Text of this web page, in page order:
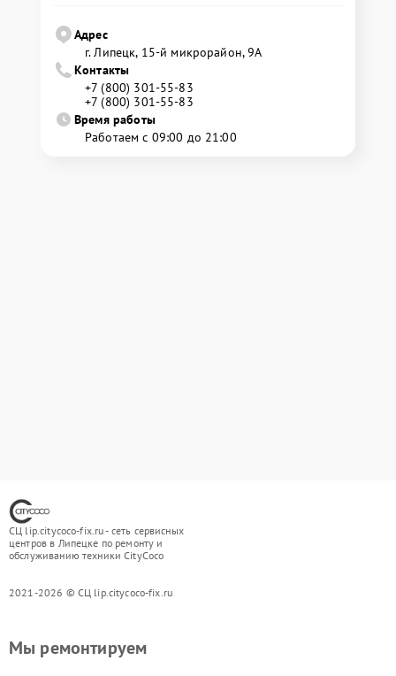
Адрес
г. Липецк, 15-й микрорайон, 9А
Контакты
+7 (800) 301-55-83
+7 (800) 301-55-83
Время работы
Работаем с 09:00 до 21:00
СЦ lip.citycoco-fix.ru - сеть сервисных
центров в Липецке по ремонту и
обслуживанию техники CityCoco
2021-2026 © СЦ lip.citycoco-fix.ru
Мы ремонтируем